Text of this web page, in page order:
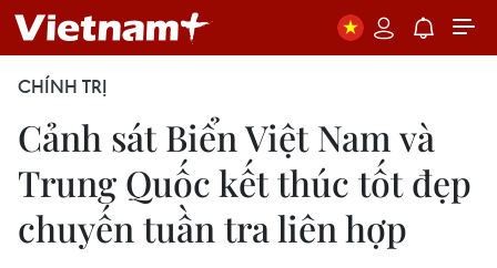
CHÍNH TRỊ
Cảnh sát Biển Việt Nam và
Trung Quốc kết thúc tốt đẹp
chuyến tuần tra liên hợp